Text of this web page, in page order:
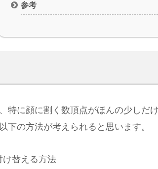
参考
特に顔に割く数頂点がほんの少しだ
下の方法が考えられると思います。
け替える方法